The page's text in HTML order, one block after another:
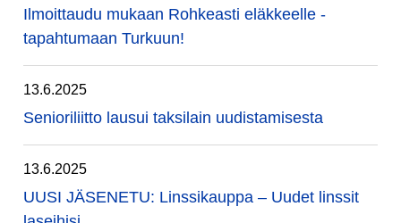
Ilmoittaudu mukaan Rohkeasti eläkkeelle -
tapahtumaan Turkuun!
13.6.2025
Senioriliitto lausui taksilain uudistamisesta
13.6.2025
UUSI JÄSENETU: Linssikauppa – Uudet linssit